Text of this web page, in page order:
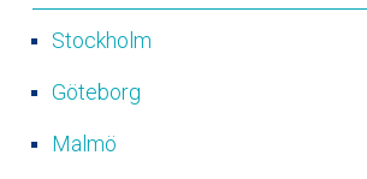
Stockholm
Göteborg
Malmö